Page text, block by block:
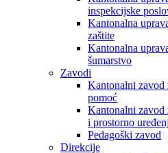
inspekcijske
Kantonalna
zaštite
Kantonalna
šumarstvo
Zavodi
Kantonalni zavod
pomoć
Kantonalni zavod
i prostorno
Pedagoški zavod
Direkcije